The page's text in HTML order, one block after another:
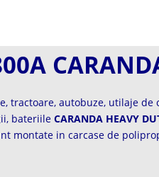
tractoare, autobuze, utilaje
bateriile CARANDA HEAVY
montate in carcase de